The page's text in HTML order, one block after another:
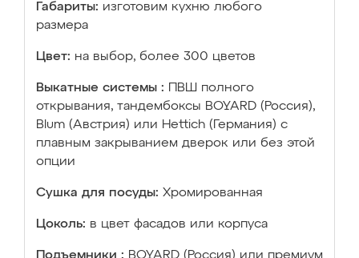
Габариты: изготовим кухню любого
размера
Цвет: на выбор, более 300 цветов
Выкатные системы :
ПВШ полного
открывания, тандембоксы BOYARD (Россия),
Blum (Австрия) или Hettich (Германия) с
плавным закрыванием дверок или без этой
опции
Сушка для посуды: Хромированная
Цоколь: в цвет фасадов или корпуса